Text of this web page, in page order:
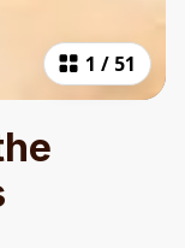
1 / 51